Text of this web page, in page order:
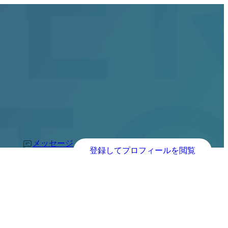
メッセージ
登録してプロフィールを閲覧